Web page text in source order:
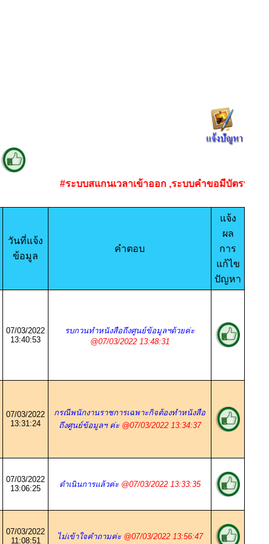
#ระบบสแกนเวลาเข้าออก ,ระบบคำขอมีบัตรประจ
วันที่แจ้ง
ข้อมูล
คำตอบ
แจ้ง
ผล
การ
แก้ไข
ปัญหา
07/03/2022
13:40:53
รบกวนทำหนังสือถึงศูนย์ข้อมูลฯด้วยค่ะ
@07/03/2022 13:48:31
07/03/2022
13:31:24
กรณีพนักงานราชการเฉพาะกิจต้องทำหนังสือ
ถึงศูนย์ข้อมูลฯ ค่ะ @07/03/2022 13:34:37
07/03/2022
13:06:25
ดำเนินการแล้วค่ะ @07/03/2022 13:33:35
07/03/2022
11:08:51
ไม่เข้าใจคำถามค่ะ @07/03/2022 13:56:47